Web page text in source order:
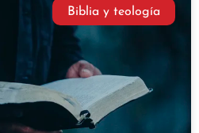
Biblia y teología